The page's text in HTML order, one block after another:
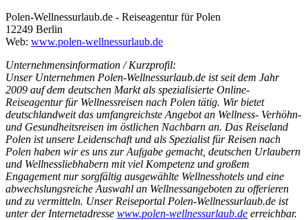
Polen-Wellnessurlaub.de - Reiseagentur für Polen
12249 Berlin
Web: www.polen-wellnessurlaub.de
Unternehmensinformation / Kurzprofil:
Unser Unternehmen Polen-Wellnessurlaub.de ist seit dem Jahr
2009 auf dem deutschen Markt als spezialisierte Online-
Reiseagentur für Wellnessreisen nach Polen tätig. Wir bietet
deutschlandweit das umfangreichste Angebot an Wellness- Verhöhn-
und Gesundheitsreisen im östlichen Nachbarn an. Das Reiseland
Polen ist unsere Leidenschaft und als Spezialist für Reisen nach
Polen haben wir es uns zur Aufgabe gemacht, deutschen Urlaubern
und Wellnessliebhabern mit viel Kompetenz und großem
Engagement nur sorgfältig ausgewählte Wellnesshotels und eine
abwechslungsreiche Auswahl an Wellnessangeboten zu offerieren
und zu vermitteln. Unser Reiseportal Polen-Wellnessurlaub.de ist
unter der Internetadresse www.polen-wellnessurlaub.de erreichbar.